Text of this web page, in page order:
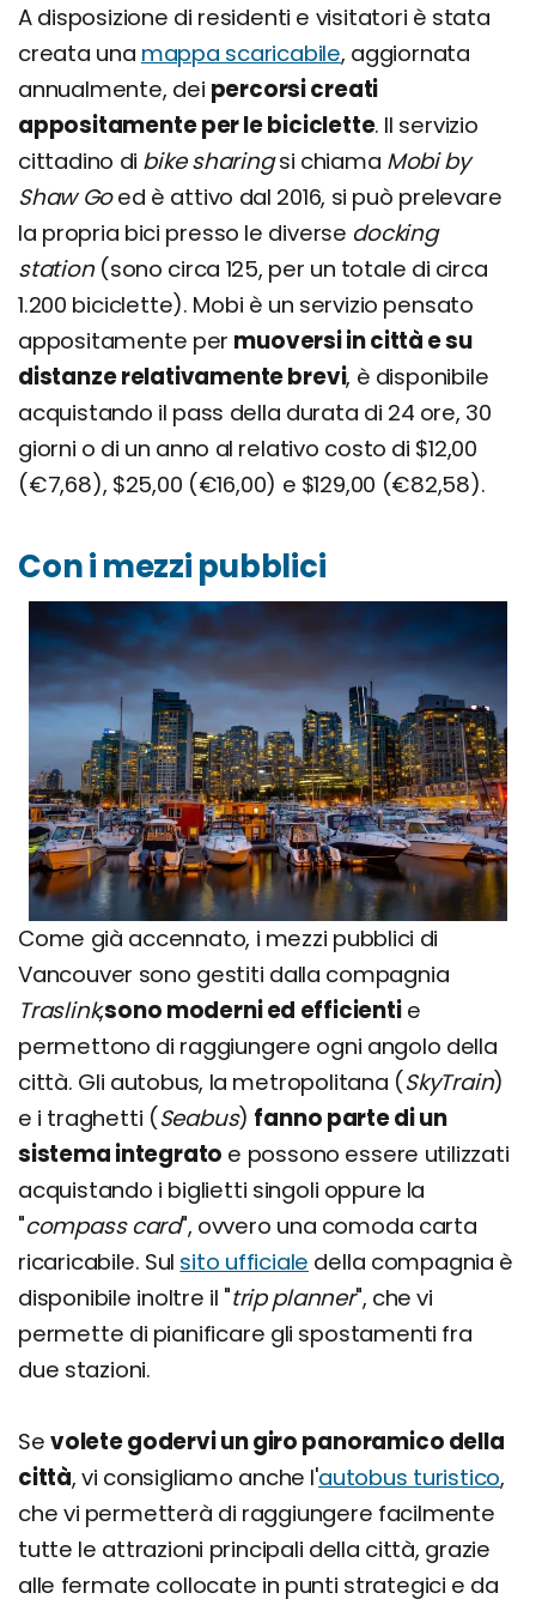
A disposizione di residenti e visitatori è stata
creata una mappa scaricabile, aggiornata
annualmente, dei percorsi creati
appositamente per le biciclette. Il servizio
cittadino di bike sharingsi chiama Mobi by
Shaw Goed è attivo dal 2016, si può prelevare
la propria bici presso le diverse docking
station(sono circa 125, per un totale di circa
1.200 biciclette). Mobi è un servizio pensato
appositamente per muoversi in città e su
distanze relativamente brevi, è disponibile
acquistando il pass della durata di 24 ore, 30
giorni o di un anno al relativo costo di $12,00
(€7,68), $25,00 (€16,00) e $129,00 (€82,58).
Con i mezzi pubblici
Come già accennato, i mezzi pubblici di
Vancouver sono gestiti dalla compagnia
Traslink,sono moderni ed efficientie
permettono di raggiungere ogni angolo della
città. Gli autobus, la metropolitana (SkyTrain)
e i traghetti (Seabus) fanno parte di un
sistema integrato e possono essere utilizzati
acquistando i biglietti singoli oppure la
"compass card", ovvero una comoda carta
ricaricabile. Sul sito ufficiale della compagnia è
disponibile inoltre il "trip planner", che vi
permette di pianificare gli spostamenti fra
due stazioni.
Se volete godervi un giro panoramico della
città, vi consigliamo anche l'autobus turistico,
che vi permetterà di raggiungere facilmente
tutte le attrazioni principali della città, grazie
alle fermate collocate in punti strategici e da